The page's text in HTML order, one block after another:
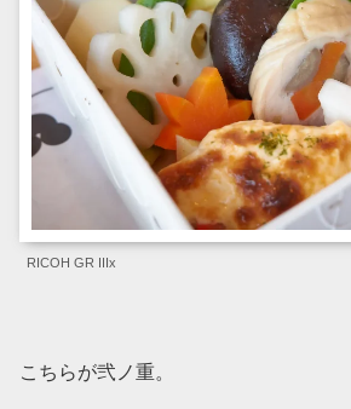
RICOH GR IIIx
こちらが弐ノ重。